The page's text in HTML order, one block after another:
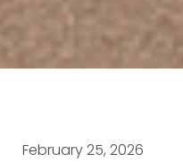
February 25, 2026